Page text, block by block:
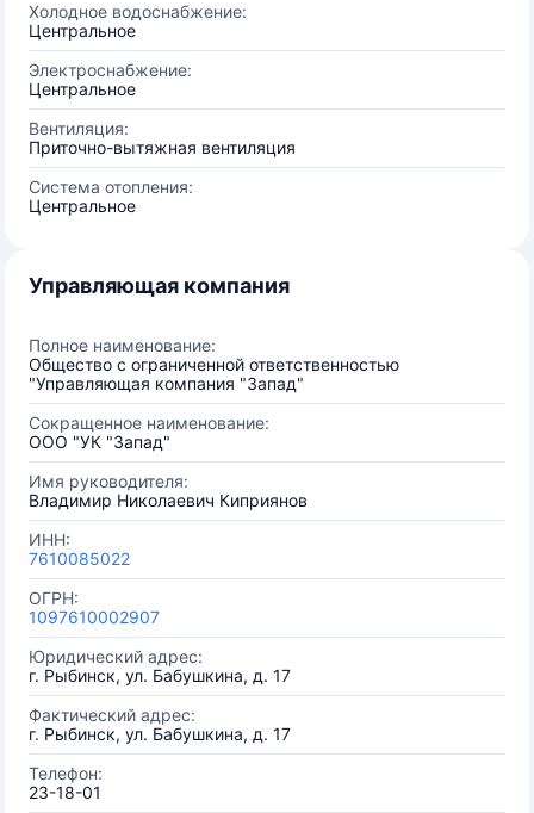
Холодное водоснабжение:
Центральное
Электроснабжение:
Центральное
Вентиляция:
Приточно-вытяжная вентиляция
Система отопления:
Центральное
Управляющая компания
Полное наименование:
Общество с ограниченной ответственностью
"Управляющая компания "Запад"
Сокращенное наименование:
ООО "УК "Запад"
Имя руководителя:
Владимир Николаевич Киприянов
ИНН:
7610085022
ОГРН:
1097610002907
Юридический адрес:
г. Рыбинск, ул. Бабушкина, д. 17
Фактический адрес:
г. Рыбинск, ул. Бабушкина, д. 17
Телефон:
23-18-01